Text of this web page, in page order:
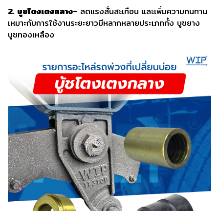
2. บูชโตงเตงกลาง- ลดแรงสั่นสะเทือน และเพิ่มความทนทาน
เหมาะกับการใช้งานระยะยาวมีหลากหลายประเภททั้ง บูชยาง
บูชทองเหลือง